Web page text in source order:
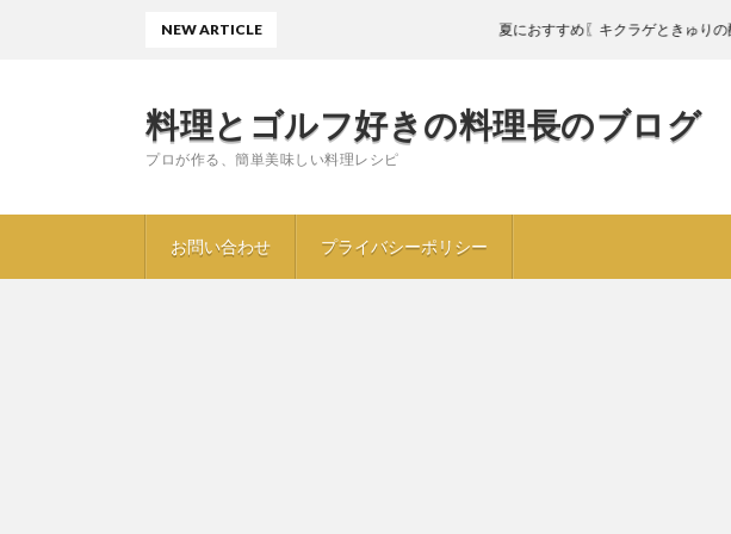
料理とゴルフ好きの料理長のブログ
プロが作る、簡単美味しい料理レシピ
お問い合わせ プライバシーポリシー
NEW ARTICLE 夏におすすめ〖キクラゲときゅりの酢の物〗